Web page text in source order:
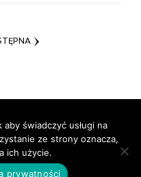
. Wszelkie prawa
przezBlossom
Polityka prywatności
świadczyć usługi na
ze strony oznacza,
ich użycie.
prywatności